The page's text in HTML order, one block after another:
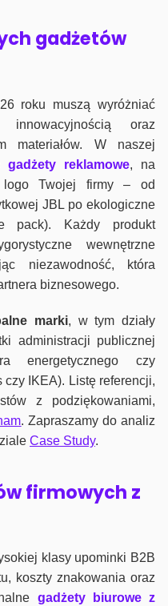
gadżetów
roku muszą wyróżniać
oraz
materiałów. W naszej
gadżety reklamowe, na
logo Twojej firmy – od
JBL po ekologiczne
pack). Każdy produkt
wewnętrzne
niezawodność, która
biznesowego.
marki, w tym działy
administracji publicznej
energetycznego czy
IKEA). Listę referencji,
z podziękowaniami,
. Zapraszamy do analiz
Case Study.
firmowych z
klasy upominki B2B
koszty znakowania oraz
gadżety biurowe z